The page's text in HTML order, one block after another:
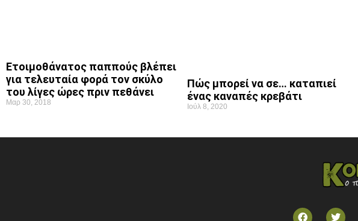
Ετοιμοθάνατος παππούς βλέπει
για τελευταία φορά τον σκύλο
του λίγες ώρες πριν πεθάνει
Μαρ 30, 2018
Πώς μπορεί να σε… καταπιεί
ένας καναπές κρεβάτι
Ιούλ 8, 2020